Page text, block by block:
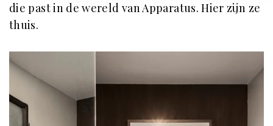
die past in de wereld van Apparatus. Hier zijn ze
thuis.